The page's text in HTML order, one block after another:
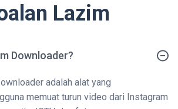
Lazim
Downloader?
adalah alat yang
memuat turun video dari Instagram